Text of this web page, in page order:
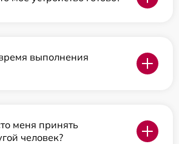
выполнения
меня принять
человек?